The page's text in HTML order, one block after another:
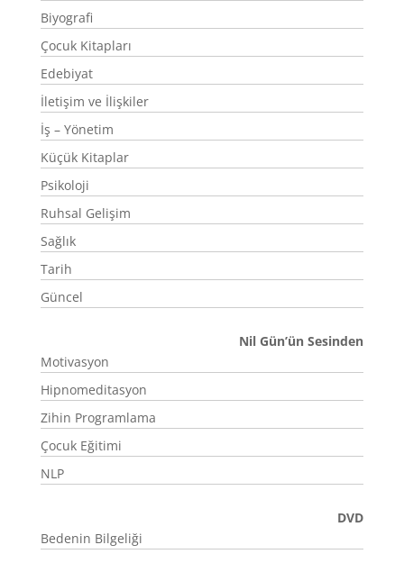
Biyografi
Çocuk Kitapları
Edebiyat
İletişim ve İlişkiler
İş – Yönetim
Küçük Kitaplar
Psikoloji
Ruhsal Gelişim
Sağlık
Tarih
Güncel
Nil Gün’ün Sesinden
Motivasyon
Hipnomeditasyon
Zihin Programlama
Çocuk Eğitimi
NLP
DVD
Bedenin Bilgeliği